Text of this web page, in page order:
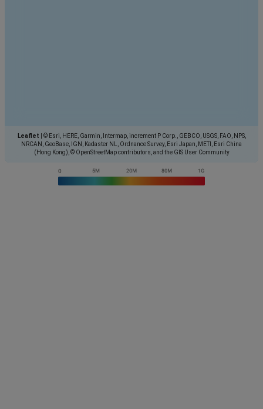
Leaflet
© Esri, HERE, Garmin, Intermap, increment P Corp., GEBCO, USGS, FAO, NPS,
NRCAN, GeoBase, IGN, Kadaster NL, Ordnance Survey, Esri Japan, METI, Esri China
(Hong Kong), © OpenStreetMap contributors, and the GIS User Community